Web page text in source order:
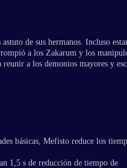
de sus hermanos. Incluso
a los Zakarum y los
a los demonios mayores y
básicas, Mefisto reduce los
1,5 s de reducción de tiempo de